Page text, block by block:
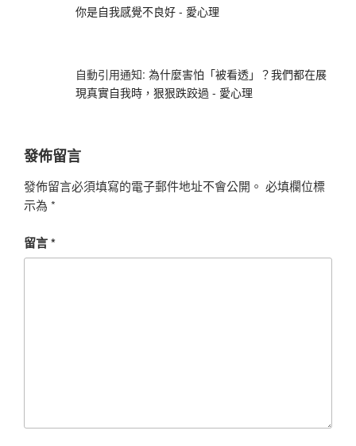
你是自我感覺不良好 - 愛心理
自動引用通知: 為什麼害怕「被看透」？我們都在展
現真實自我時，狠狠跌跤過 - 愛心理
發佈留言
發佈留言必須填寫的電子郵件地址不會公開。 必填欄位標
示為 *
留言*